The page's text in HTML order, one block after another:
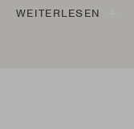
WEITERLESEN